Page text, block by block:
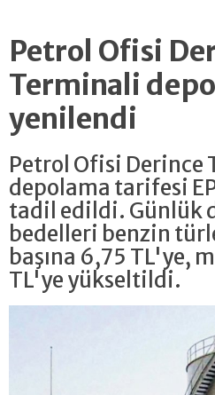
Petrol Ofisi
Terminali
yenilendi
Petrol Ofisi Derince
depolama tarifesi
tadil edildi. Günlük
bedelleri benzin
başına 6,75 TL'ye,
TL'ye yükseltildi.